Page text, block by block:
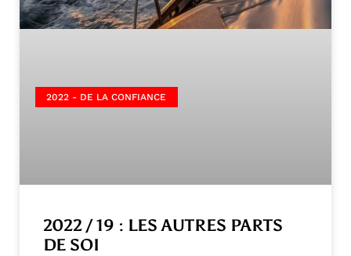
2022 - DE LA CONFIANCE
2022 / 19 : LES AUTRES PARTS
DE SOI